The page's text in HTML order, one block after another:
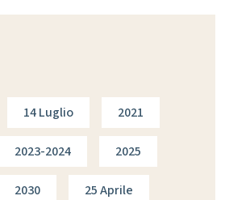
14 Luglio 2021
2023-2024 2025
2030 25 Aprile